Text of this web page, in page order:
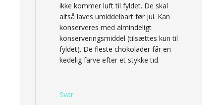
ikke kommer luft til fyldet. De skal
altså laves umiddelbart før jul. Kan
konserveres med almindeligt
konserveringsmiddel (tilsættes kun til
fyldet). De fleste chokolader får en
kedelig farve efter et stykke tid.
Svar